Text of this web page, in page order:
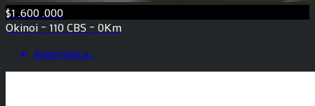
$1 .600 .000
Okinoi – 110 CBS – 0Km
Automatica